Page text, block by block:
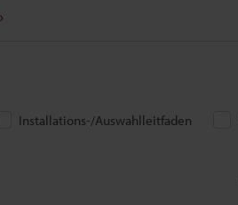
Installations-/Auswahlleitfaden